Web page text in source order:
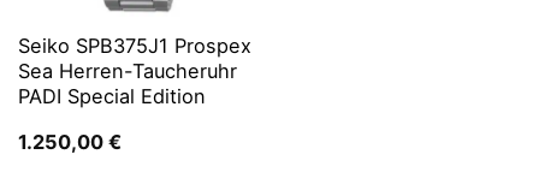
Seiko SPB375J1 Prospex
Sea Herren-Taucheruhr
PADI Special Edition
1.250,00 €